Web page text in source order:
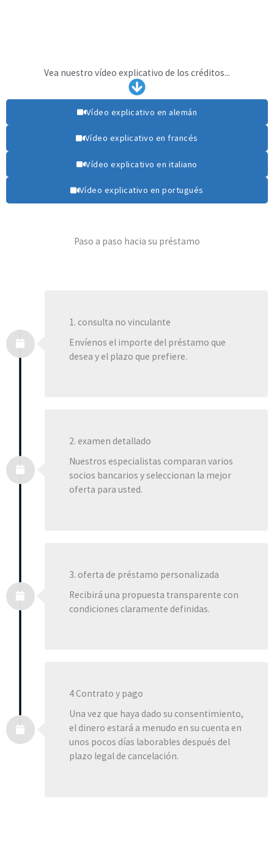
Vea nuestro vídeo explicativo de los créditos...
Vídeo explicativo en alemán
Vídeo explicativo en francés
Vídeo explicativo en italiano
Vídeo explicativo en portugués
Paso a paso hacia su préstamo
1. consulta no vinculante
Envíenos el importe del préstamo que
desea y el plazo que prefiere.
2. examen detallado
Nuestros especialistas comparan varios
socios bancarios y seleccionan la mejor
oferta para usted.
3. oferta de préstamo personalizada
Recibirá una propuesta transparente con
condiciones claramente definidas.
4 Contrato y pago
Una vez que haya dado su consentimiento,
el dinero estará a menudo en su cuenta en
unos pocos días laborables después del
plazo legal de cancelación.